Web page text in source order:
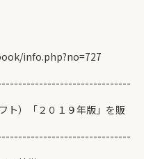
info.php?no=727
ト）「２０１９年版」を販